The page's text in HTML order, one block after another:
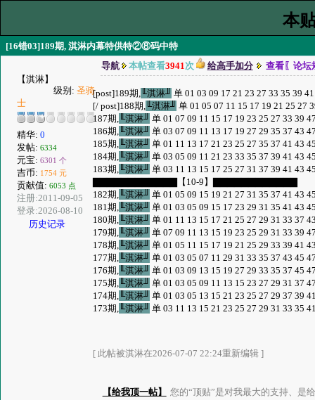
本
[16错03]189期, 淇淋内幕特供特②⑧码中特
【淇淋】
级别: 圣骑
士
精华: 0
发帖: 6334
元宝: 6301 个
吉币: 1754 元
贡献值: 6053 点
注册:2011-09-05
登录:2026-08-10
历史记录
导航 本帖查看3941次 给高手加分 查看〖论坛
[post]189期, ╙淇淋╜ 单 01 03 09 17 21 23 27 33 35 39
[/ post]188期, ╙淇淋╜ 单 01 05 07 11 15 17 19 21 25
187期, ╙淇淋╜ 单 01 07 09 11 15 17 19 23 25 27 33 39
186期, ╙淇淋╜ 单 03 07 09 11 13 17 19 27 29 35 37 43
185期, ╙淇淋╜ 单 01 11 13 17 21 23 25 27 35 37 41 43
184期, ╙淇淋╜ 单 03 05 09 11 21 23 33 35 37 39 41 43
183期, ╙淇淋╜ 单 03 11 13 15 17 25 27 31 37 39 41 43
▇▇▇▇▇▇▇▇▇▇▇▇【10-9】▇▇▇▇▇▇▇▇▇▇▇▇
182期, ╙淇淋╜ 单 01 05 09 15 19 21 27 31 35 37 41 43
181期, ╙淇淋╜ 单 01 03 05 09 15 17 23 29 31 35 41 43
180期, ╙淇淋╜ 单 01 11 13 15 17 21 25 27 29 31 33 37
179期, ╙淇淋╜ 单 07 09 11 13 15 19 23 25 29 31 33 39
178期, ╙淇淋╜ 单 01 05 11 15 17 19 21 25 29 33 39 41
177期, ╙淇淋╜ 单 01 03 05 07 11 29 31 33 35 37 43 45
176期, ╙淇淋╜ 单 01 03 09 13 15 19 27 29 33 35 37 45
175期, ╙淇淋╜ 单 01 03 05 09 11 13 15 23 27 29 31 37
174期, ╙淇淋╜ 单 01 03 05 13 15 21 23 25 27 29 37 39
173期, ╙淇淋╜ 单 03 11 13 15 21 23 25 27 29 31 33 35
[ 此帖被淇淋在2026-07-07 22:24重新编辑 ]
【给我顶一帖】 您的“顶贴”是对我最大的支持、是